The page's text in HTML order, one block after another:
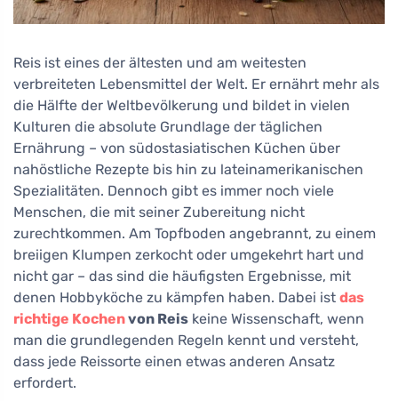
Reis ist eines der ältesten und am weitesten
verbreiteten Lebensmittel der Welt. Er ernährt mehr als
die Hälfte der Weltbevölkerung und bildet in vielen
Kulturen die absolute Grundlage der täglichen
Ernährung – von südostasiatischen Küchen über
nahöstliche Rezepte bis hin zu lateinamerikanischen
Spezialitäten. Dennoch gibt es immer noch viele
Menschen, die mit seiner Zubereitung nicht
zurechtkommen. Am Topfboden angebrannt, zu einem
breiigen Klumpen zerkocht oder umgekehrt hart und
nicht gar – das sind die häufigsten Ergebnisse, mit
denen Hobbyköche zu kämpfen haben. Dabei ist das
richtige Kochenvon Reis keine Wissenschaft, wenn
man die grundlegenden Regeln kennt und versteht,
dass jede Reissorte einen etwas anderen Ansatz
erfordert.